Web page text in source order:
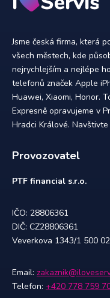
Jsme česká firma, která
všech městech, kde
nejrychlejším a nejlépe
telefonů značek Apple
Huawei, Xiaomi, Honor.
Expresně opravujeme v
Hradci Králové.
Provozovatel
PTF financial s.r.o.
IČO: 28806361
DIČ: CZ28806361
Veverkova 1343/1 500
Email:
Telefon: +420 778 759